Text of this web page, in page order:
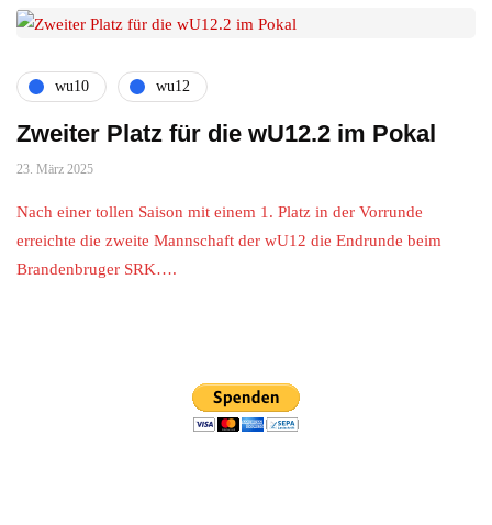
wu10 wu12
Zweiter Platz für die wU12.2 im Pokal
23. März 2025
Nach einer tollen Saison mit einem 1. Platz in der Vorrunde
erreichte die zweite Mannschaft der wU12 die Endrunde beim
Brandenbruger SRK….